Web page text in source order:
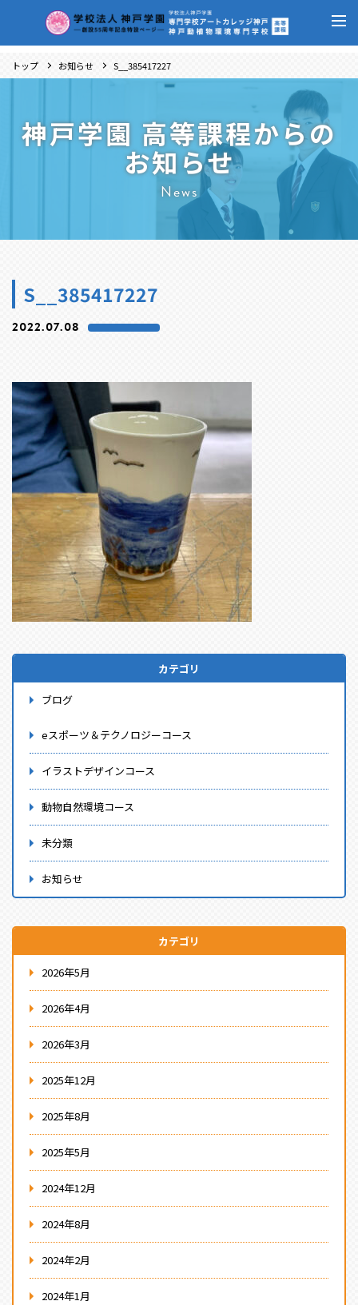
トップ お知らせ S__385417227
神戸学園 高等課程からの
お知らせ
News
S__385417227
2022.07.08
カテゴリ
ブログ
eスポーツ＆テクノロジーコース
イラストデザインコース
動物自然環境コース
未分類
お知らせ
カテゴリ
2026年5月
2026年4月
2026年3月
2025年12月
2025年8月
2025年5月
2024年12月
2024年8月
2024年2月
2024年1月